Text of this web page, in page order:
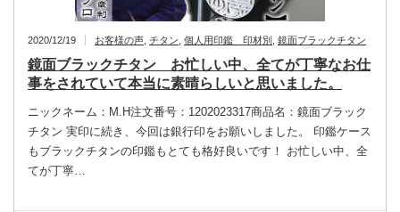
2020/12/19 お客様の声 チタン 個人用印鑑 印材別 鏡面ブラックチタン
鏡面ブラックチタン お忙しい中、全てが丁寧なお仕
事をされていて本当に素晴らしいと思いました。
ニックネーム：M.H注文番号：1202023317商品名：鏡面ブラック
チタン 実印に続き、今回は銀行印をお願いしました。 印鑑ケース
もブラックチタンの印鑑もとても格好良いです！ お忙しい中、全
てが丁寧…